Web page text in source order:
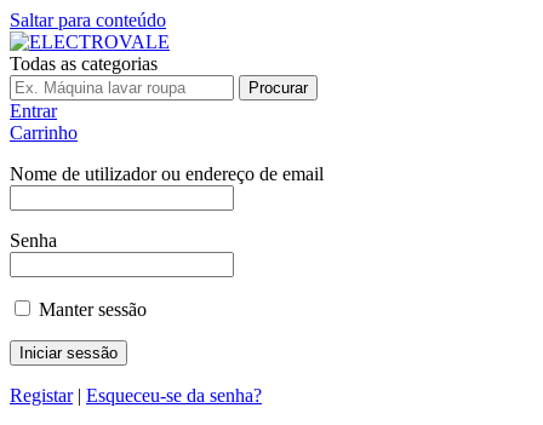
Saltar para conteúdo
Todas as categorias
Procurar
Entrar
Carrinho
Nome de utilizador ou endereço de email
Senha
Manter sessão
Registar| Esqueceu-se da senha?